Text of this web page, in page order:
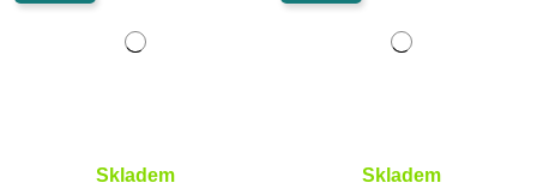
Skladem Skladem